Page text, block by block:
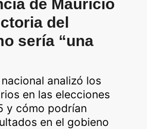
de Mauricio
del
sería “una
analizó los
en las elecciones
y cómo podrían
en el gobieno